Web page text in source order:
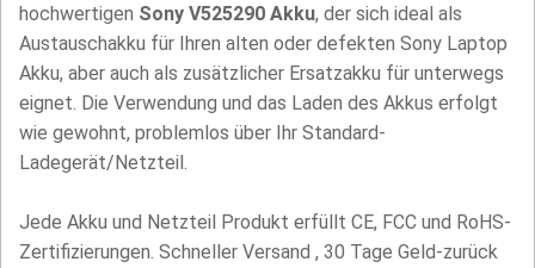
hochwertigen Sony V525290 Akku, der sich ideal als
Austauschakku für Ihren alten oder defekten Sony Laptop
Akku, aber auch als zusätzlicher Ersatzakku für unterwegs
eignet. Die Verwendung und das Laden des Akkus erfolgt
wie gewohnt, problemlos über Ihr Standard-
Ladegerät/Netzteil.
Jede Akku und Netzteil Produkt erfüllt CE, FCC und RoHS-
Zertifizierungen. Schneller Versand , 30 Tage Geld-zurück